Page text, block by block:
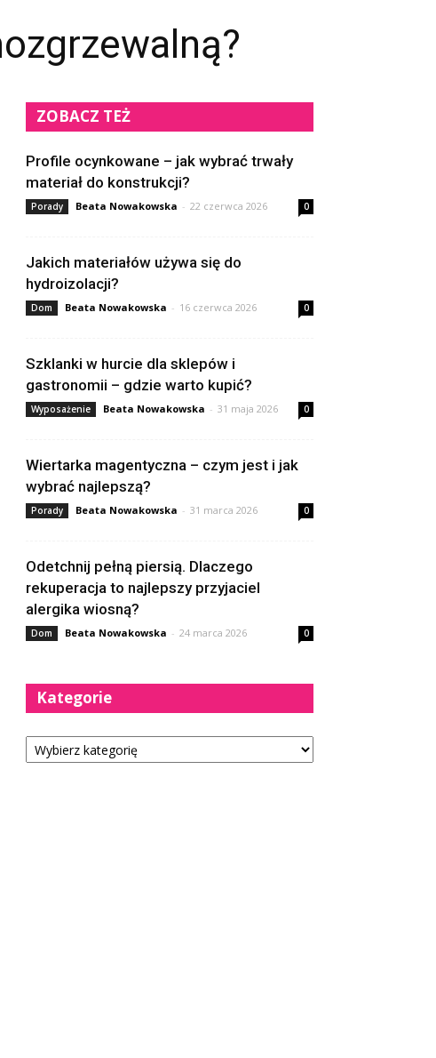
ZOBACZ TEŻ
Profile ocynkowane – jak wybrać trwały
materiał do konstrukcji?
Porady Beata Nowakowska - 22 czerwca 2026 0
Jakich materiałów używa się do
hydroizolacji?
Dom Beata Nowakowska - 16 czerwca 2026 0
Szklanki w hurcie dla sklepów i
gastronomii – gdzie warto kupić?
Wyposażenie Beata Nowakowska - 31 maja 2026 0
Wiertarka magentyczna – czym jest i jak
wybrać najlepszą?
Porady Beata Nowakowska - 31 marca 2026 0
Odetchnij pełną piersią. Dlaczego
rekuperacja to najlepszy przyjaciel
alergika wiosną?
Dom Beata Nowakowska - 24 marca 2026 0
Kategorie
Kategorie